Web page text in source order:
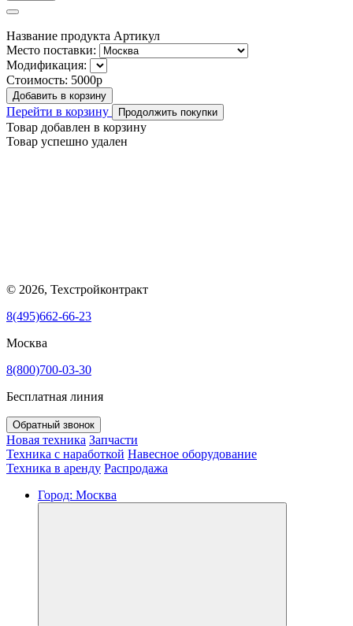
Название продукта Артикул
Место поставки:
Модификация:
Стоимость: 5000р
Добавить в корзину
Перейти в корзину Продолжить покупки
Товар добавлен в корзину
Товар успешно удален
© 2026, Техстройконтракт
8(495)662-66-23
Москва
8(800)700-03-30
Бесплатная линия
Обратный звонок
Новая техника Запчасти
Техника с наработкой Навесное оборудование
Техника в аренду Распродажа
Город: Москва